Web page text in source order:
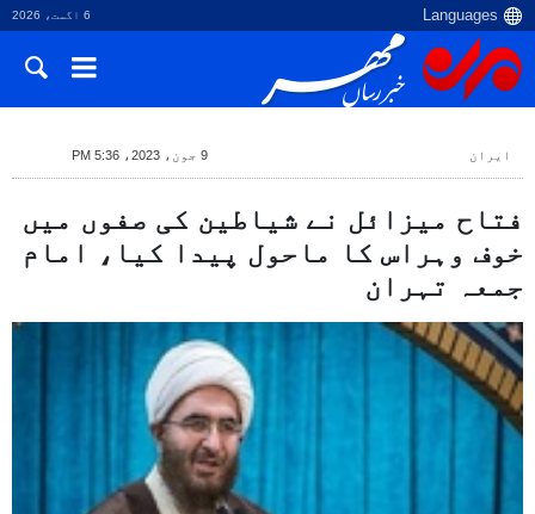
6 اگست، 2026
ایران 9 جون، 2023، 5:36 PM
فتاح میزائل نے شیاطین کی صفوں میں
خوف وہراس کا ماحول پیدا کیا، امام
جمعہ تہران